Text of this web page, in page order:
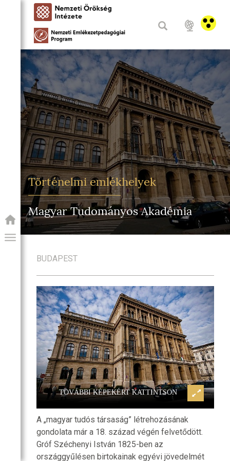
Történelmi emlékhelyek
Magyar Tudományos Akadémia
BUDAPEST
TOVÁBBI KÉPEKÉRT KATTINTSON
Magyar Tudományos
A „magyar tudós társaság” létrehozásának
gondolata már a 18. század végén felvetődött.
Gróf Széchenyi István 1825-ben az
országgyűlésen birtokainak egyévi jövedelmét